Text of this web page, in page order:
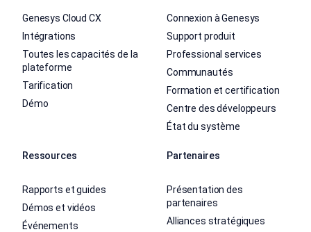
Genesys Cloud CX
Intégrations
Toutes les capacités de la
plateforme
Tarification
Démo
Connexion à Genesys
Support produit
Professional services
Communautés
Formation et certification
Centre des développeurs
État du système
Ressources
Rapports et guides
Démos et vidéos
Événements
Partenaires
Présentation des
partenaires
Alliances stratégiques